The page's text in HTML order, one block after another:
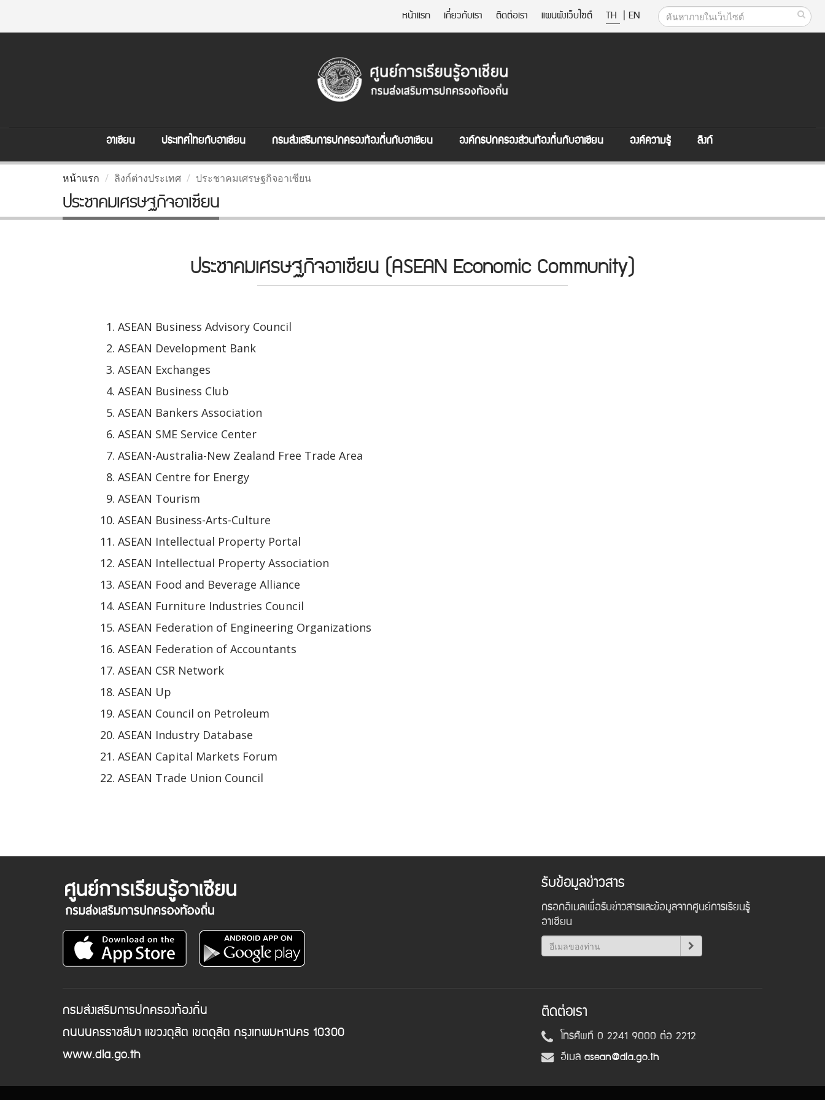
หน้าแรก เกี่ยวกับเรา ติดต่อเรา แผนผังเว็บไซต์ TH | EN
อาเซียน ประเทศไทยกับอาเซียน กรมส่งเสริมการปกครองท้องถิ่นกับอาเซียน องค์กรปกครองส่วนท้องถิ่นกับอาเซียน องค์ความรู้ ลิงก์
หน้าแรก ลิงก์ต่างประเทศ ประชาคมเศรษฐกิจอาเซียน
ประชาคมเศรษฐกิจอาเซียน
ประชาคมเศรษฐกิจอาเซียน (ASEAN Economic Community)
ASEAN Business Advisory Council
ASEAN Development Bank
ASEAN Exchanges
ASEAN Business Club
ASEAN Bankers Association
ASEAN SME Service Center
ASEAN-Australia-New Zealand Free Trade Area
ASEAN Centre for Energy
ASEAN Tourism
ASEAN Business-Arts-Culture
ASEAN Intellectual Property Portal
ASEAN Intellectual Property Association
ASEAN Food and Beverage Alliance
ASEAN Furniture Industries Council
ASEAN Federation of Engineering Organizations
ASEAN Federation of Accountants
ASEAN CSR Network
ASEAN Up
ASEAN Council on Petroleum
ASEAN Industry Database
ASEAN Capital Markets Forum
ASEAN Trade Union Council
รับข้อมูลข่าวสาร
กรอกอีเมลเพื่อรับข่าวสารและข้อมูลจากศูนย์การเรียนรู้
อาเซียน
กรมส่งเสริมการปกครองท้องถิ่น
ถนนนครราชสีมา แขวงดุสิต เขตดุสิต กรุงเทพมหานคร 10300
www.dla.go.th
ติดต่อเรา
โทรศัพท์ 0 2241 9000 ต่อ 2212
อีเมล asean@dla.go.th